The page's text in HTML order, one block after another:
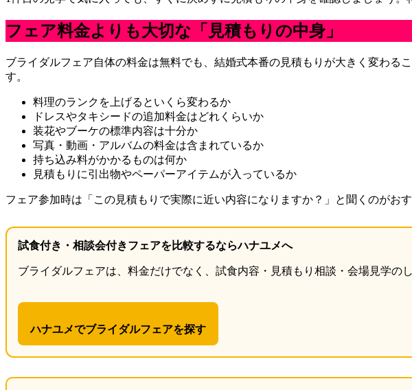
フェア料金よりも大切な「見積もりの中身」
ブライダルフェア自体の料金は無料でも、結婚式本番の見積もりが大きく変わる
す。
料理のランクを上げるといくら変わるか
ドレスやタキシードの追加料金はどれくらいか
装花やブーケの標準内容は十分か
写真・動画・アルバムの料金は含まれているか
持ち込み料がかかるものは何か
見積もりに引出物やペーパーアイテムが入っているか
フェア参加時は「この見積もりで実際に近い内容になりますか？」と聞くのがお
試食付き・相談会付きフェアを比較するならハナユメへ
ブライダルフェアは、料金だけでなく、試食内容・見積もり相談・会場見学の
ハナユメでブライダルフェアを探す